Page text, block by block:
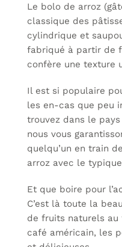
Le bolo de arroz
classique des
cylindrique et
fabriqué à partir de
confère une texture
Il est si populaire
les en-cas que peu
trouvez dans le
nous vous
quelqu’un en train
arroz avec le typique
Et que boire pour
C’est là toute la
de fruits naturels au
café américain, les